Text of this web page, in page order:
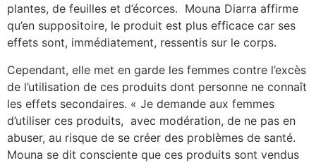
plantes, de feuilles et d’écorces. Mouna Diarra affirme
qu’en suppositoire, le produit est plus efficace car ses
effets sont, immédiatement, ressentis sur le corps.
Cependant, elle met en garde les femmes contre l’excès
de l’utilisation de ces produits dont personne ne connaît
les effets secondaires. « Je demande aux femmes
d’utiliser ces produits, avec modération, de ne pas en
abuser, au risque de se créer des problèmes de santé.
Mouna se dit consciente que ces produits sont vendus